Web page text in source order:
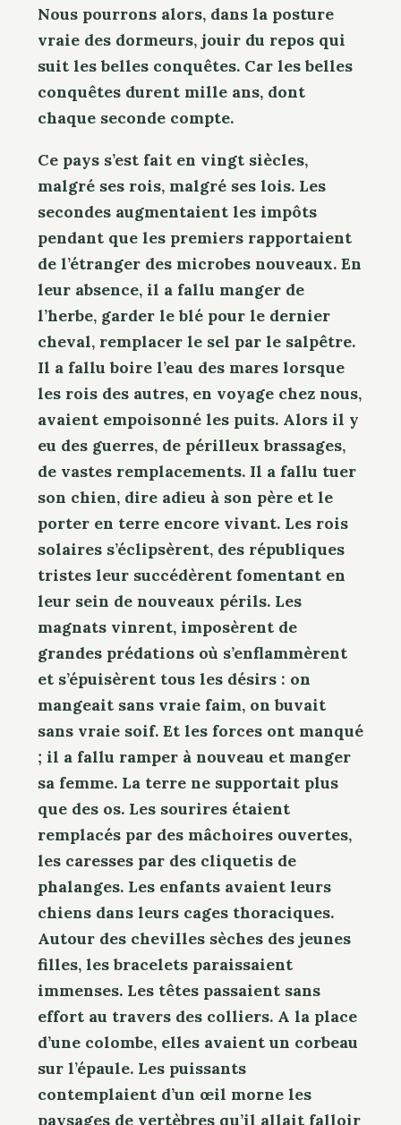
Nous pourrons alors, dans la posture
vraie des dormeurs, jouir du repos qui
suit les belles conquêtes. Car les belles
conquêtes durent mille ans, dont
chaque seconde compte.
Ce pays s’est fait en vingt siècles,
malgré ses rois, malgré ses lois. Les
secondes augmentaient les impôts
pendant que les premiers rapportaient
de l’étranger des microbes nouveaux. En
leur absence, il a fallu manger de
l’herbe, garder le blé pour le dernier
cheval, remplacer le sel par le salpêtre.
Il a fallu boire l’eau des mares lorsque
les rois des autres, en voyage chez nous,
avaient empoisonné les puits. Alors il y
eu des guerres, de périlleux brassages,
de vastes remplacements. Il a fallu tuer
son chien, dire adieu à son père et le
porter en terre encore vivant. Les rois
solaires s’éclipsèrent, des républiques
tristes leur succédèrent fomentant en
leur sein de nouveaux périls. Les
magnats vinrent, imposèrent de
grandes prédations où s’enflammèrent
et s’épuisèrent tous les désirs : on
mangeait sans vraie faim, on buvait
sans vraie soif. Et les forces ont manqué
; il a fallu ramper à nouveau et manger
sa femme. La terre ne supportait plus
que des os. Les sourires étaient
remplacés par des mâchoires ouvertes,
les caresses par des cliquetis de
phalanges. Les enfants avaient leurs
chiens dans leurs cages thoraciques.
Autour des chevilles sèches des jeunes
filles, les bracelets paraissaient
immenses. Les têtes passaient sans
effort au travers des colliers. A la place
d’une colombe, elles avaient un corbeau
sur l’épaule. Les puissants
contemplaient d’un œil morne les
paysages de vertèbres qu’il allait falloir